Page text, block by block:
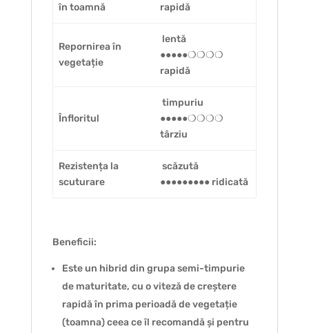
în toamnă
rapidă
Repornirea în
vegetație
lentă
●●●●●❍❍❍❍
rapidă
Înfloritul
timpuriu
●●●●●❍❍❍❍
târziu
Rezistența la
scuturare
scăzută
●●●●●●●●● ridicată
Beneficii:
Este un hibrid din grupa semi-timpurie
de maturitate, cu o viteză de creștere
rapidă în prima perioadă de vegetație
(toamna) ceea ce îl recomandă și pentru